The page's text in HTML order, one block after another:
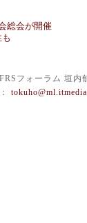
総会が開催
フォーラム 垣内